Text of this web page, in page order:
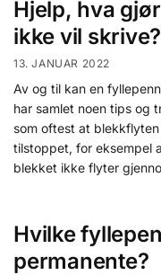
Hjelp, hva
ikke vil skrive?
13. JANUAR 2022
Av og til kan en
har samlet noen tips og
som oftest at
tilstoppet, for eksempel
blekket ikke flyter
Hvilke
permanente?